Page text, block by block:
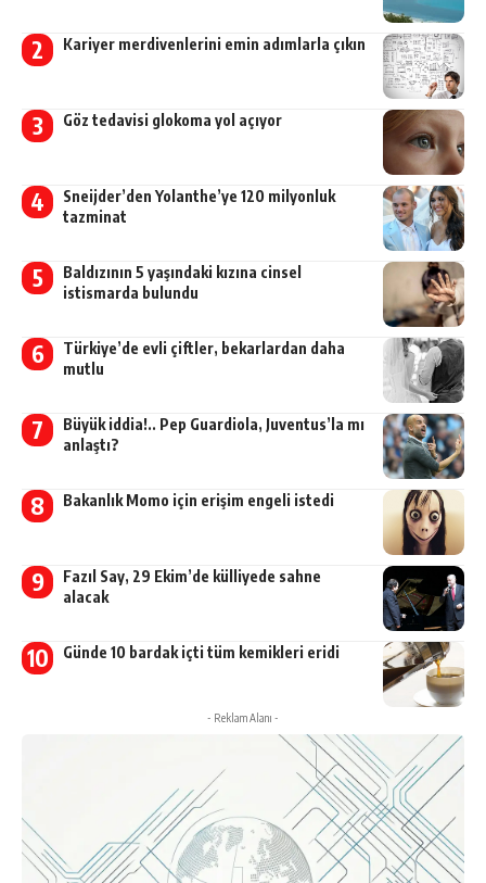
Kariyer merdivenlerini emin adımlarla çıkın
Göz tedavisi glokoma yol açıyor
Sneijder’den Yolanthe’ye 120 milyonluk
tazminat
Baldızının 5 yaşındaki kızına cinsel
istismarda bulundu
Türkiye’de evli çiftler, bekarlardan daha
mutlu
Büyük iddia!.. Pep Guardiola, Juventus’la mı
anlaştı?
Bakanlık Momo için erişim engeli istedi
Fazıl Say, 29 Ekim’de külliyede sahne
alacak
Günde 10 bardak içti tüm kemikleri eridi
- Reklam Alanı -